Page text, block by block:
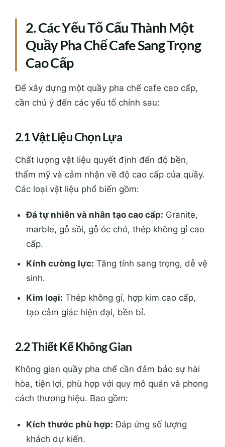
2. Các Yếu Tố Cấu Thành Một
Quầy Pha Chế Cafe Sang Trọng
Cao Cấp
Để xây dựng một quầy pha chế cafe cao cấp,
cần chú ý đến các yếu tố chính sau:
2.1 Vật Liệu Chọn Lựa
Chất lượng vật liệu quyết định đến độ bền,
thẩm mỹ và cảm nhận về độ cao cấp của quầy.
Các loại vật liệu phổ biến gồm:
Đá tự nhiên và nhân tạo cao cấp: Granite,
marble, gỗ sồi, gỗ óc chó, thép không gỉ cao
cấp.
Kính cường lực: Tăng tính sang trọng, dễ vệ
sinh.
Kim loại: Thép không gỉ, hợp kim cao cấp,
tạo cảm giác hiện đại, bền bỉ.
2.2 Thiết Kế Không Gian
Không gian quầy pha chế cần đảm bảo sự hài
hòa, tiện lợi, phù hợp với quy mô quán và phong
cách thương hiệu. Bao gồm:
Kích thước phù hợp: Đáp ứng số lượng
khách dự kiến.